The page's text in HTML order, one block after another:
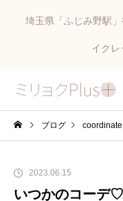
埼玉県「ふじみ野駅
イク
ブログ coordinate
2023.06.15
いつかのコーデ